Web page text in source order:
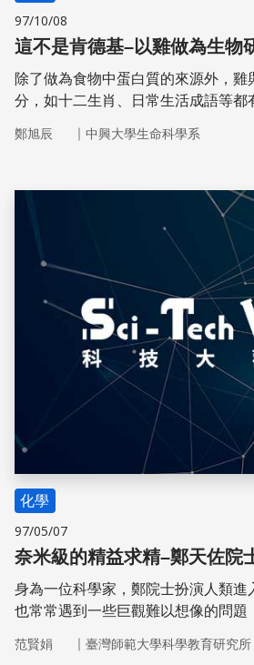
97/10/08
這不是肯德基–以雞做為生物
除了做為食物中蛋白質的來源外，雞
分，如十二生肖、日常生活成語等都
數人可能不知道，雞除了供食用之外
鄭旭辰 ｜ 中興大學生命科學系
化學
97/05/07
奈米級的精益求精–鄭天佐院
身為一位科學家，鄭院士扮演人類進
也常常遇到一些巨觀難以想像的問題
范賢娟 ｜ 臺灣師範大學科學教育研究所